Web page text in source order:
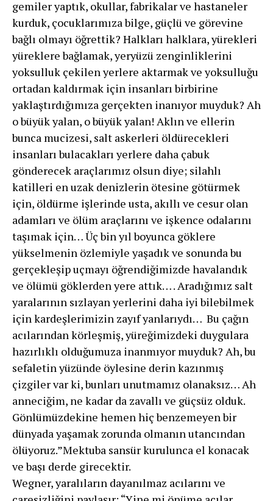
gemiler yaptık, okullar, fabri­kalar ve hastaneler
kurduk, çocuklarımıza bilge, güçlü ve görevine
bağlı olmayı öğrettik? Halkları halklara, yürekleri
yüreklere bağlamak, yeryüzü zenginliklerini
yoksulluk çekilen yerlere aktarmak ve yoksulluğu
orta­dan kaldırmak için insanları birbirine
yaklaştırdığımıza gerçekten inanıyor muyduk? Ah
o büyük yalan, o büyük yalan! Aklın ve ellerin
bunca mucizesi, salt askerleri öl­dürecekleri
insanları bulacakları yerlere daha çabuk
gönderecek araçlarımız olsun diye; silahlı
katilleri en uzak denizlerin ötesine götürmek
için, öldürme işlerin­de usta, akıllı ve cesur olan
adamları ve ölüm araçları­nı ve işkence odalarını
taşımak için… Üç bin yıl boyun­ca göklere
yükselmenin özlemiyle yaşadık ve sonunda bu
gerçekleşip uçmayı öğrendiğimizde havalandık
ve ölümü göklerden yere attık… . Aradığımız salt
yaralarının sızlayan yerlerini daha iyi bilebilmek
için kardeşlerimizin zayıf yanlarıydı… Bu çağın
acılarından körleşmiş, yüreğimizdeki duygulara
hazırlıklı olduğumuza inanmıyor muy­duk? Ah, bu
sefaletin yüzünde öylesine derin kazınmış
çizgiler var ki, bunları unutmamız olanaksız… Ah
anneciğim, ne kadar da zavallı ve güçsüz olduk.
Gönlümüzdekine hemen hiç benzemeyen bir
dünyada yaşamak zorunda olmanın utancından
ölüyoruz.”Mektuba sansür kurulunca el konacak
ve başı derde girecektir.
Wegner, yaralıların dayanılmaz acılarını ve